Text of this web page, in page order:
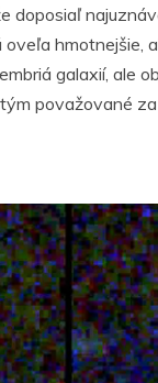
doposiaľ
hmotnejšie,
galaxií, ale
považované